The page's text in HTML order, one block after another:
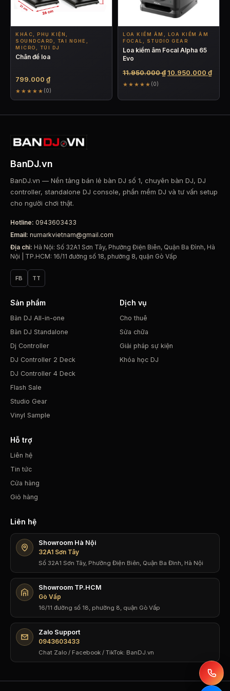
KHÁC, PHỤ KIỆN,
SOUNDCARD, TAI NGHE,
MICRO, TÚI DJ
Chân để loa
799.000 ₫
★★★★★ (0)
LOA KIỂM ÂM, LOA KIỂM ÂM
FOCAL, STUDIO GEAR
Loa kiểm âm Focal Alpha 65
Evo
11.950.000₫Giá
11.950.000 ₫.
10.950.000 ₫Giá
là:
★★★★★ (0)
BanDJ.vn
BanDJ.vn — Nền tảng bán lẻ bàn DJ số 1, chuyên bàn DJ, DJ
controller, standalone DJ console, phần mềm DJ và tư vấn setup
cho người chơi thật.
Hotline: 0943603433
Email: numarkvietnam@gmail.com
Địa chỉ: Hà Nội: Số 32A1 Sơn Tây, Phường Điện Biên, Quận Ba Đình, Hà
Nội | TP.HCM: 16/11 đường số 18, phường 8, quận Gò Vấp
FB TT
Sản phẩm
Bàn DJ All-in-one
Bàn DJ Standalone
Dj Controller
DJ Controller 2 Deck
DJ Controller 4 Deck
Flash Sale
Studio Gear
Vinyl Sample
Dịch vụ
Cho thuê
Sửa chữa
Giải pháp sự kiện
Khóa học DJ
Hỗ trợ
Liên hệ
Tin tức
Cửa hàng
Giỏ hàng
Liên hệ
Showroom Hà Nội
32A1 Sơn Tây
Số 32A1 Sơn Tây, Phường Điện Biên, Quận Ba Đình, Hà Nội
Showroom TP.HCM
Gò Vấp
16/11 đường số 18, phường 8, quận Gò Vấp
Zalo Support
0943603433
Chat Zalo / Facebook / TikTok: BanDJ.vn